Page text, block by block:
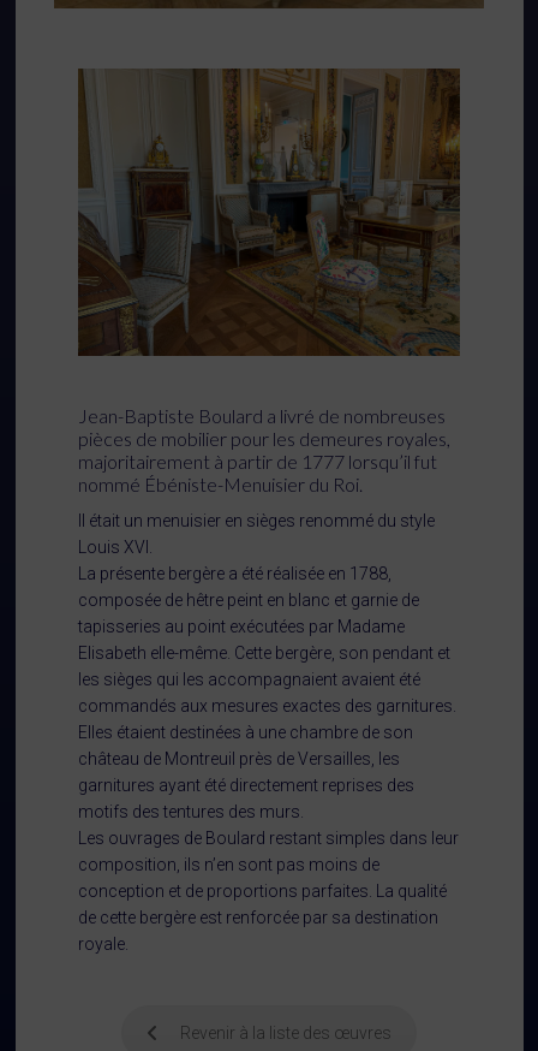
Jean-Baptiste Boulard a livré de nombreuses
pièces de mobilier pour les demeures royales,
majoritairement à partir de 1777 lorsqu’il fut
nommé Ébéniste-Menuisier du Roi.
Il était un menuisier en sièges renommé du style
Louis XVI.
La présente bergère a été réalisée en 1788,
composée de hêtre peint en blanc et garnie de
tapisseries au point exécutées par Madame
Elisabeth elle-même. Cette bergère, son pendant et
les sièges qui les accompagnaient avaient été
commandés aux mesures exactes des garnitures.
Elles étaient destinées à une chambre de son
château de Montreuil près de Versailles, les
garnitures ayant été directement reprises des
motifs des tentures des murs.
Les ouvrages de Boulard restant simples dans leur
composition, ils n’en sont pas moins de
conception et de proportions parfaites. La qualité
de cette bergère est renforcée par sa destination
royale.
Revenir à la liste des œuvres